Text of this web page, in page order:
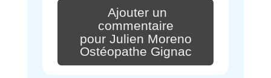
Ajouter un
commentaire
pour Julien Moreno
Ostéopathe Gignac